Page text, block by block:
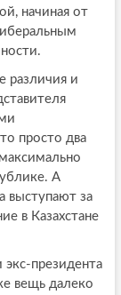
начиная от
различия и
просто два
А
выступают за
в Казахстане
экс-президента
вещь далеко